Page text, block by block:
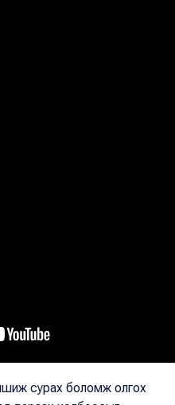
сурах боломж олгох